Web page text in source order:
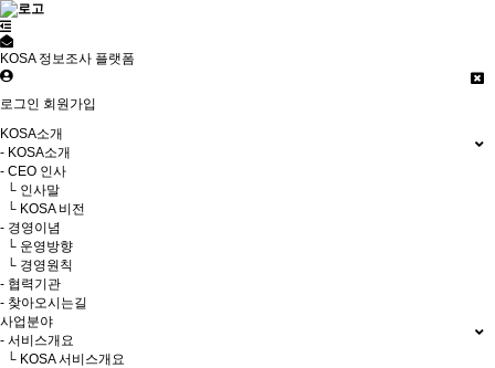
KOSA 정보조사 플랫폼
로그인 회원가입
KOSA소개
- KOSA소개
- CEO 인사
└ 인사말
└ KOSA 비전
- 경영이념
└ 운영방향
└ 경영원칙
- 협력기관
- 찾아오시는길
사업분야
- 서비스개요
└ KOSA 서비스개요